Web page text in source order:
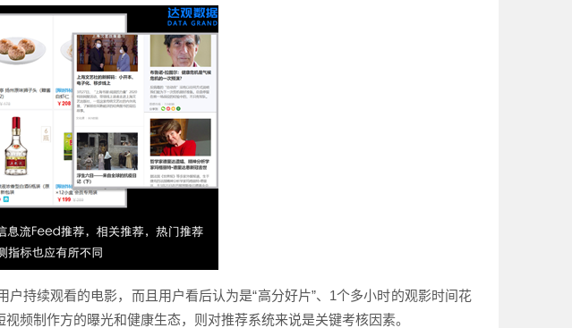
持续观看的电影，而且用户看后认为是“高分好片”、1个多小时的观影时间花
频制作方的曝光和健康生态，则对推荐系统来说是关键考核因素。